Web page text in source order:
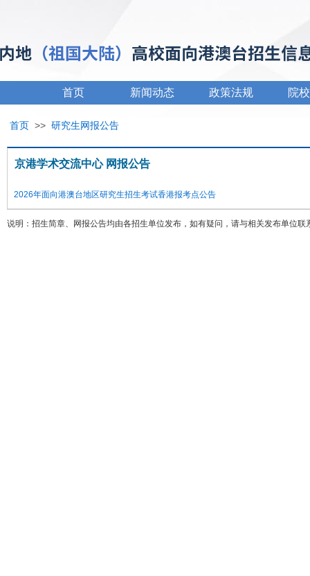
首页 新闻动态 政策法规 院
首页 >> 研究生网报公告
京港学术交流中心 网报公告
2026年面向港澳台地区研究生招生考试香港报考点公告
说明：招生简章、网报公告均由各招生单位发布，如有疑问，请与相关发布单位